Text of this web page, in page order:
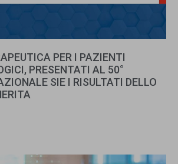
PER I PAZIENTI
PRESENTATI AL 50°
SIE I RISULTATI DELLO